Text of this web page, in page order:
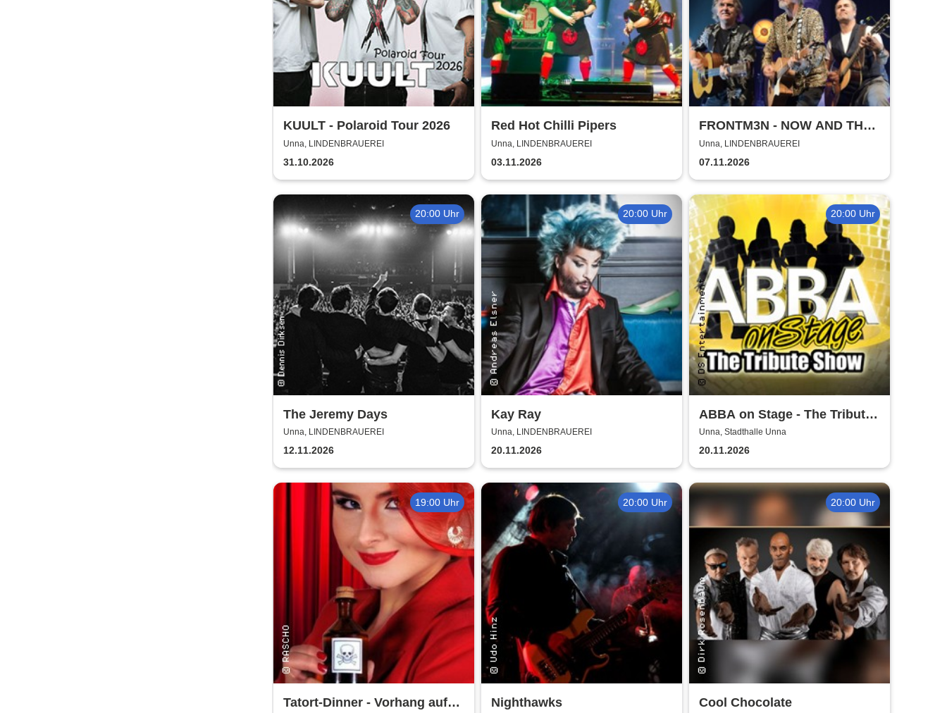
KUULT - Polaroid Tour 2026
Unna, LINDENBRAUEREI
31.10.2026
Red Hot Chilli Pipers
Unna, LINDENBRAUEREI
03.11.2026
FRONTM3N - NOW AND TH3N
- Tour 2026
Unna, LINDENBRAUEREI
07.11.2026
20:00 Uhr
The Jeremy Days
Unna, LINDENBRAUEREI
12.11.2026
20:00 Uhr
Kay Ray
Unna, LINDENBRAUEREI
20.11.2026
20:00 Uhr
ABBA on Stage - The Tribute
Show
Unna, Stadthalle Unna
20.11.2026
19:00 Uhr
Tatort-Dinner - Vorhang auf
20:00 Uhr
Nighthawks
20:00 Uhr
Cool Chocolate